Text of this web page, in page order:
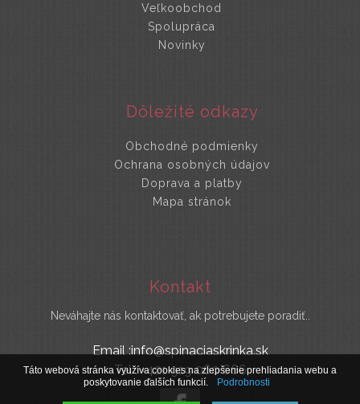
Veľkoobchod
Spolupráca
Novinky
Dôležité odkazy
Obchodné podmienky
Ochrana osobných údajov
Doprava a platby
Mapa stránok
Kontakt
Neváhajte nás kontaktovať, ak potrebujete poradiť..
Email :info@spinaciaskrinka.sk
Tel : +421 919 060 666
Táto webová stránka využíva cookies na zlepšenie prehliadania webu a
poskytovanie ďalších funkcií.
Podrobnosti